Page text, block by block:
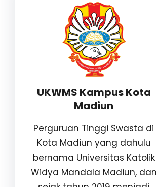
UKWMS Kampus Kota
Madiun
Perguruan Tinggi Swasta di
Kota Madiun yang dahulu
bernama Universitas Katolik
Widya Mandala Madiun, dan